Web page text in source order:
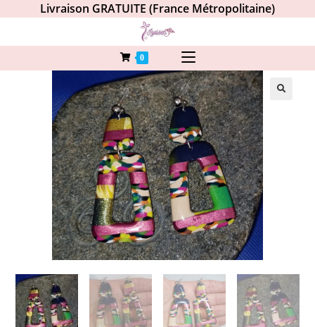
Livraison GRATUITE (France Métropolitaine)
0